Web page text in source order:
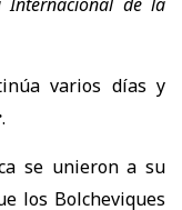
varios días y
.
se unieron a su
los Bolcheviques